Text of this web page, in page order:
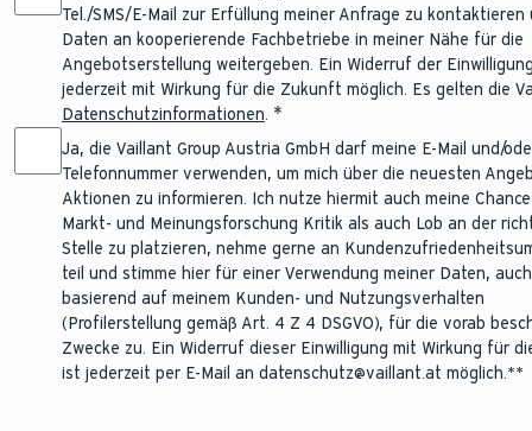
Tel./SMS/E-Mail zur Erfüllung meiner Anfrage zu kontaktieren
Daten an kooperierende Fachbetriebe in meiner Nähe für die
Angebotserstellung weitergeben. Ein Widerruf der
jederzeit mit Wirkung für die Zukunft möglich. Es gelten die
Datenschutzinformationen.
Ja, die Vaillant Group Austria GmbH darf meine E-Mail und/
Telefonnummer verwenden, um mich über die neuesten
Aktionen zu informieren. Ich nutze hiermit auch meine
Markt- und Meinungsforschung Kritik als auch Lob an der
Stelle zu platzieren, nehme gerne an
teil und stimme hier für einer Verwendung meiner Daten, auch
basierend auf meinem Kunden- und Nutzungsverhalten
(Profilerstellung gemäß Art. 4 Z 4 DSGVO), für die vorab
Zwecke zu. Ein Widerruf dieser Einwilligung mit Wirkung für
ist jederzeit per E-Mail an datenschutz@vaillant.at möglich.**